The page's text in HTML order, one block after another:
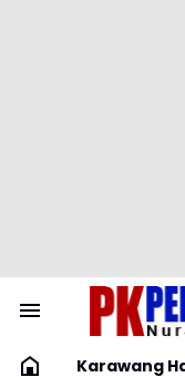
Karawang